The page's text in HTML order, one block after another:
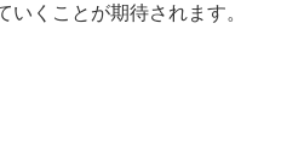
いくことが期待されます。